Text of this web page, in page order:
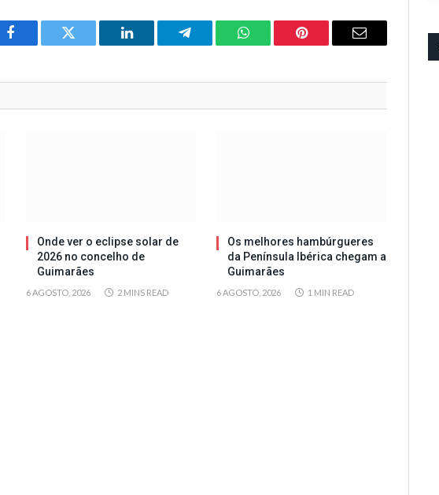
Facebook Twitter LinkedIn Telegram WhatsAppPinterest Email
Onde ver o eclipse solar de
2026 no concelho de
Guimarães
6 AGOSTO, 2026 2 MINS READ
Os melhores hambúrgueres
da Península Ibérica chegam a
Guimarães
6 AGOSTO, 2026 1 MIN READ